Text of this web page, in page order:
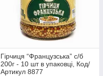
Гірчиця “Французська” с/б
200г - 10 шт в упаковці, Код/
Артикул 8877